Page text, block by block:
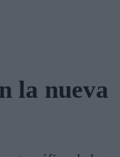
la nueva